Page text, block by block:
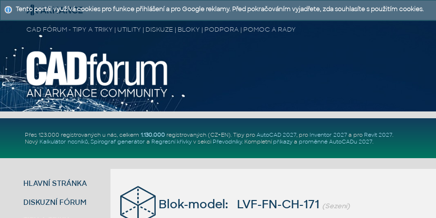
CAD FÓRUM - TIPY A TRIKY | UTILITY | DISKUZE | BLOKY | PODPORA | POMOC A RADY
Přes 123.000 registrovaných u nás, celkem 1.130.000registrovaných (CZ+EN). Tipy pro AutoCAD 2027, pro Inventor 2027a pro Revit 2027.
Nový Kalkulátor nosníků, Spirograf generátor a Regresní křivkyv sekci Převodníky. Kompletní příkazya proměnné AutoCADu 2027.
HLAVNÍ STRÁNKA
DISKUZNÍ FÓRUM Blok-model: LVF-FN-CH-171 (Sezení)
Tento portál využívá cookies pro funkce přihlášení a pro Google reklamy. Před pokračováním vyjadřete, zda souhlasíte s použitím cookies.